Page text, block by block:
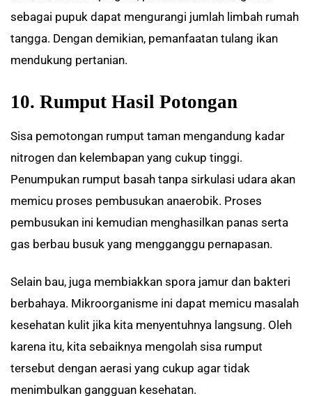
sebagai pupuk dapat mengurangi jumlah limbah rumah
tangga. Dengan demikian, pemanfaatan tulang ikan
mendukung pertanian.
10. Rumput Hasil Potongan
Sisa pemotongan rumput taman mengandung kadar
nitrogen dan kelembapan yang cukup tinggi.
Penumpukan rumput basah tanpa sirkulasi udara akan
memicu proses pembusukan anaerobik. Proses
pembusukan ini kemudian menghasilkan panas serta
gas berbau busuk yang mengganggu pernapasan.
Selain bau, juga membiakkan spora jamur dan bakteri
berbahaya. Mikroorganisme ini dapat memicu masalah
kesehatan kulit jika kita menyentuhnya langsung. Oleh
karena itu, kita sebaiknya mengolah sisa rumput
tersebut dengan aerasi yang cukup agar tidak
menimbulkan gangguan kesehatan.